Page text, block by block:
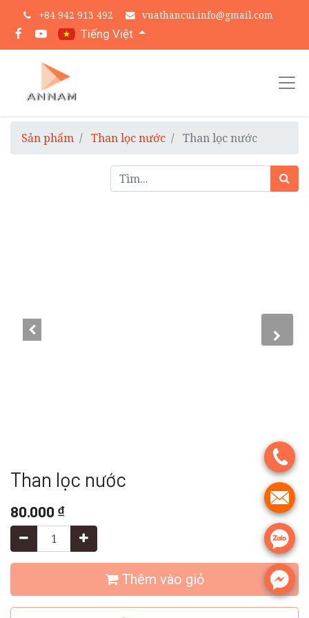
.
.
.
.
+84 942 913 492 vuathancui.info@gmail.com
Tiếng Việt
Sản phẩm Than lọc nước Than lọc nước
Than lọc nước
80.000 ₫
Thêm vào giỏ